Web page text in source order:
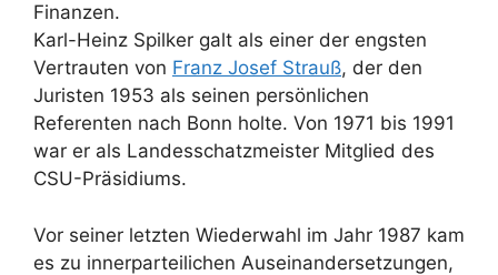
Finanzen.
Karl-Heinz Spilker galt als einer der engsten
Vertrauten von Franz Josef Strauß, der den
Juristen 1953 als seinen persönlichen
Referenten nach Bonn holte. Von 1971 bis 1991
war er als Landesschatzmeister Mitglied des
CSU-Präsidiums.
Vor seiner letzten Wiederwahl im Jahr 1987 kam
es zu innerparteilichen Auseinandersetzungen,